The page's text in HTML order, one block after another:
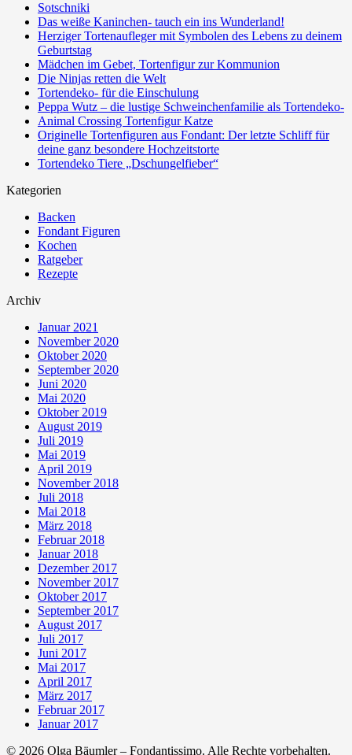
Sotschniki
Das weiße Kaninchen- tauch ein ins Wunderland!
Herziger Tortenaufleger mit Symbolen des Lebens zu deinem
Geburtstag
Mädchen im Gebet, Tortenfigur zur Kommunion
Die Ninjas retten die Welt
Tortendeko- für die Einschulung
Peppa Wutz – die lustige Schweinchenfamilie als Tortendeko-
Animal Crossing Tortenfigur Katze
Originelle Tortenfiguren aus Fondant: Der letzte Schliff für
deine ganz besondere Hochzeitstorte
Tortendeko Tiere „Dschungelfieber“
Kategorien
Backen
Fondant Figuren
Kochen
Ratgeber
Rezepte
Archiv
Januar 2021
November 2020
Oktober 2020
September 2020
Juni 2020
Mai 2020
Oktober 2019
August 2019
Juli 2019
Mai 2019
April 2019
November 2018
Juli 2018
Mai 2018
März 2018
Februar 2018
Januar 2018
Dezember 2017
November 2017
Oktober 2017
September 2017
August 2017
Juli 2017
Juni 2017
Mai 2017
April 2017
März 2017
Februar 2017
Januar 2017
© 2026 Olga Bäumler – Fondantissimo. Alle Rechte vorbehalten.